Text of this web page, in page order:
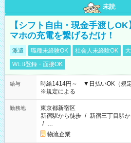
未読
【シフト自由・現金手渡し
マホの充電を繋げるだけ！
派遣 職種未経験OK 社会人未経験OK
WEB登録・面接OK
給与
時給1414円～ ▼日払いOK（規
※規定による
勤務地
東京都新宿区
新宿駅から徒歩 / 新宿三丁目駅
/ …
物流企業